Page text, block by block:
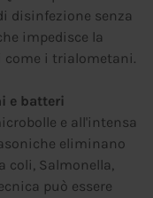
disinfezione senza
impedisce la
i trialometani.
e batteri
e all'intensa
eliminano
coli, Salmonella,
può essere